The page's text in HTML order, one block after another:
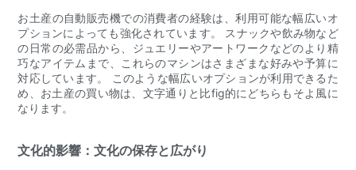
お土産の自動販売機での消費者の経験は、利用可能な幅広いオ
プションによっても強化されています。 スナックや飲み物など
の日常の必需品から、ジュエリーやアートワークなどのより精
巧なアイテムまで、これらのマシンはさまざまな好みや予算に
対応しています。 このような幅広いオプションが利用できるた
め、お土産の買い物は、文字通りと比fig的にどちらもそよ風に
なります。
文化的影響：文化の保存と広がり